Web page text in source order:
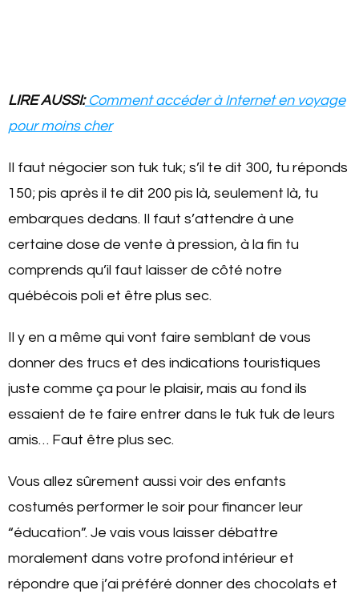
LIRE AUSSI:Comment accéder à Internet en voyage
pour moins cher
Il faut négocier son tuk tuk; s’il te dit 300, tu réponds
150; pis après il te dit 200 pis là, seulement là, tu
embarques dedans. Il faut s’attendre à une
certaine dose de vente à pression, à la fin tu
comprends qu’il faut laisser de côté notre
québécois poli et être plus sec.
Il y en a même qui vont faire semblant de vous
donner des trucs et des indications touristiques
juste comme ça pour le plaisir, mais au fond ils
essaient de te faire entrer dans le tuk tuk de leurs
amis… Faut être plus sec.
Vous allez sûrement aussi voir des enfants
costumés performer le soir pour financer leur
“éducation”. Je vais vous laisser débattre
moralement dans votre profond intérieur et
répondre que j’ai préféré donner des chocolats et